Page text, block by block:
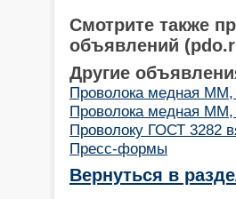
Смотрите также
объявлений
Другие
Проволока медная
Проволока медная
Проволоку ГОСТ 3282
Пресс-формы
Вернуться в